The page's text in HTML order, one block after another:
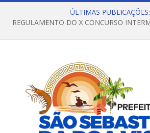
ÚLTIMAS PUBLICAÇÕES: